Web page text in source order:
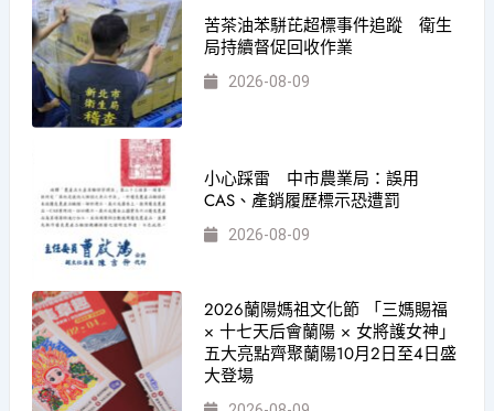
苦茶油苯駢芘超標事件追蹤 衛生
局持續督促回收作業
2026-08-09
小心踩雷 中市農業局：誤用
CAS、產銷履歷標示恐遭罰
2026-08-09
2026蘭陽媽祖文化節 「三媽賜福
× 十七天后會蘭陽 × 女將護女神」
五大亮點齊聚蘭陽10月2日至4日盛
大登場